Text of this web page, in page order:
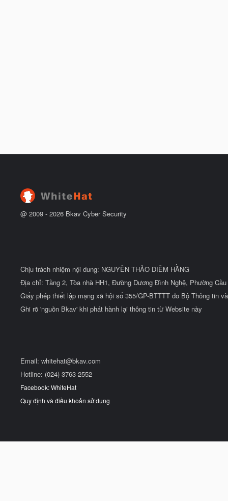
@ 2009 - 2026 Bkav Cyber Security
Chịu trách nhiệm nội dung: NGUYỄN THẢO DIỄM HẰNG
Địa chỉ: Tầng 2, Tòa nhà HH1, Đường Dương Đình Nghệ, Phường
Giấy phép thiết lập mạng xã hội số 355/GP-BTTTT do Bộ Thông tin
Ghi rõ 'nguồn Bkav' khi phát hành lại thông tin từ Website này
Email: whitehat@bkav.com
Hotline: (024) 3763 2552
Facebook: WhiteHat
Quy định và điều khoản sử dụng